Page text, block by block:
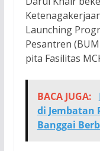
Launching
Pesantren
pita Fasilitas
BACA JUGA:
di Jembatan
Banggai